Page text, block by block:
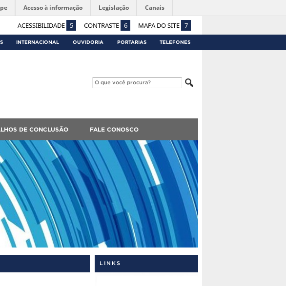
ACESSIBILIDADE 5 CONTRASTE 6 MAPA DO SITE 7
Acesso à informação Legislação Canais
INTERNACIONAL OUVIDORIA PORTARIAS TELEFONES
DE CONCLUSÃO FALE CONOSCO
LINKS